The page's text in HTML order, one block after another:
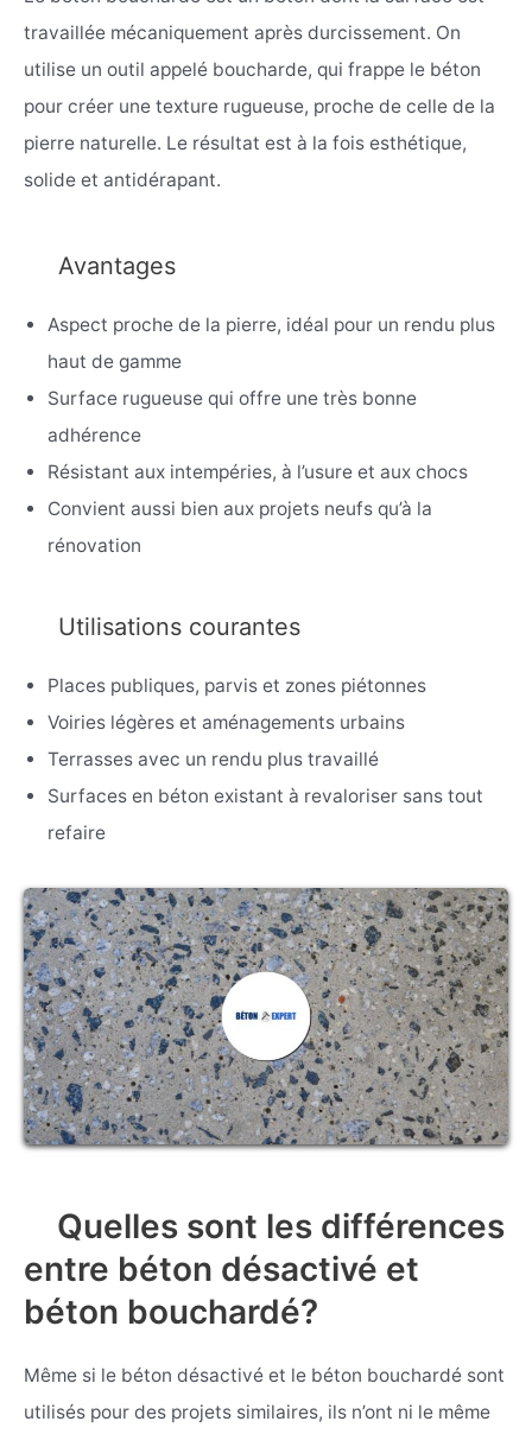
travaillée mécaniquement après durcissement. On
utilise un outil appelé boucharde, qui frappe le béton
pour créer une texture rugueuse, proche de celle de la
pierre naturelle. Le résultat est à la fois esthétique,
solide et antidérapant.
Avantages
Aspect proche de la pierre, idéal pour un rendu plus
haut de gamme
Surface rugueuse qui offre une très bonne
adhérence
Résistant aux intempéries, à l’usure et aux chocs
Convient aussi bien aux projets neufs qu’à la
rénovation
Utilisations courantes
Places publiques, parvis et zones piétonnes
Voiries légères et aménagements urbains
Terrasses avec un rendu plus travaillé
Surfaces en béton existant à revaloriser sans tout
refaire
Quelles sont les différences
entre béton désactivé et
béton bouchardé?
Même si le béton désactivé et le béton bouchardé sont
utilisés pour des projets similaires, ils n’ont ni le même